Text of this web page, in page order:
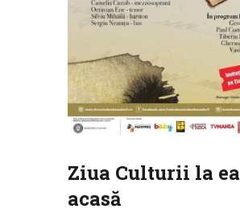
Ziua Culturii la ea
acasă